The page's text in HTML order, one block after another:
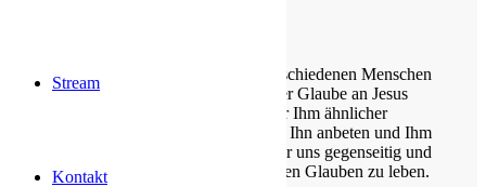
Stream
Kontakt
Unsere Gemeinde besteht aus verschiedenen Menschen
jeden Alters, die eins verbindet: der Glaube an Jesus
Christus. Gemeinsam möchten wir Ihm ähnlicher
werden, Sein Wort kennen lernen, Ihn anbeten und Ihm
nachfolgen. Dabei unterstützen wir uns gegenseitig und
ermutigen uns auch im Alltag diesen Glauben zu leben.